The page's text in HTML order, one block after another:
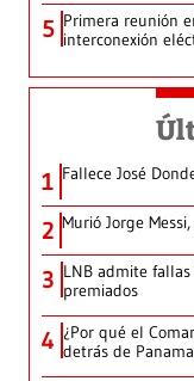
5 Primera reunión
interconexión
1 Fallece José
2 Murió Jorge
3 LNB admite
premiados
4 ¿Por qué el
detrás de